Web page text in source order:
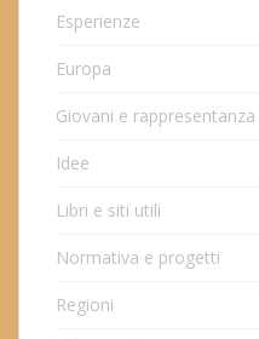
Esperienze
Europa
Giovani e rappresentanza
Idee
Libri e siti utili
Normativa e progetti
Regioni